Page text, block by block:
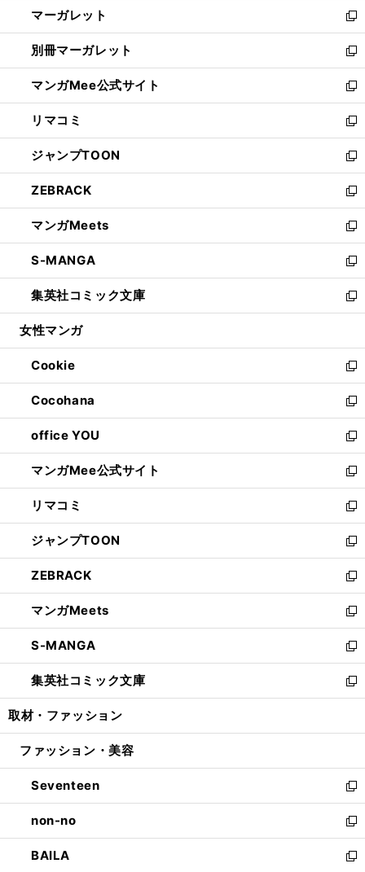
く
で
開
く
ド
ウ
で
開
く
い
ウ
ィ
ン
ド
ウ
で
開
く
マーガレット
新
し
い
ウ
ィ
ン
ド
ウ
で
開
く
別冊マーガレット
新
し
い
ウ
ィ
ン
ド
ウ
で
開
く
マンガMee公式サイト
新
し
い
ウ
ィ
ン
ド
ウ
で
開
く
リマコミ
新
し
い
ウ
ィ
ン
ド
ウ
で
開
く
ジャンプTOON
新
し
い
ウ
ィ
ン
ド
ウ
で
開
ZEBRACK
新
し
い
ウ
ィ
ン
ド
ウ
開
く
マンガMeets
新
し
い
ウ
ィ
ン
ウ
で
開
く
S-MANGA
新
し
い
ウ
ン
ド
ウ
で
開
く
集英社コミック文庫
新
し
ウ
ィ
ン
ド
ウ
で
開
く
女性マンガ
Cookie
新
し
い
ウ
ィ
ン
ド
ウ
で
開
く
Cocohana
新
し
い
ウ
ィ
ン
ド
ウ
で
開
く
office YOU
新
し
い
ウ
ィ
ン
ド
ウ
で
開
く
マンガMee公式サイト
新
し
い
ウ
ィ
ン
ド
ウ
で
開
く
リマコミ
新
し
い
ウ
ィ
ン
ド
ウ
で
開
く
ジャンプTOON
新
し
い
ウ
ィ
ン
ド
ウ
で
開
ZEBRACK
新
し
い
ウ
ィ
ン
ド
ウ
開
マンガMeets
新
し
い
ウ
ィ
ン
ウ
開
く
S-MANGA
新
し
い
ウ
ン
ウ
で
開
く
集英社コミック文庫
新
し
ウ
ン
ド
ウ
で
開
く
取材・ファッション
ファッション・美容
Seventeen
新
し
い
ウ
ィ
non-no
新
し
い
BAILA
新